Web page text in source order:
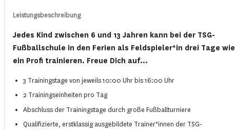
Leistungsbeschreibung
Jedes Kind zwischen 6 und 13 Jahren kann bei der TSG-
Fußballschule in den Ferien als Feldspieler*in drei Tage wie
ein Profi trainieren. Freue Dich auf...
3 Trainingstage von jeweils 10:00 Uhr bis 16:00 Uhr
2 Trainingseinheiten pro Tag
Abschluss der Trainingstage durch große Fußballturniere
Qualifizierte, erstklassig ausgebildete Trainer*innen der TSG-